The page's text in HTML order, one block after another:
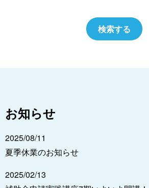
お知らせ
2025/08/11
夏季休業のお知らせ
2025/02/13